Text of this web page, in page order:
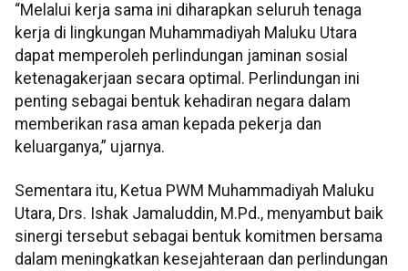
“Melalui kerja sama ini diharapkan seluruh tenaga
kerja di lingkungan Muhammadiyah Maluku Utara
dapat memperoleh perlindungan jaminan sosial
ketenagakerjaan secara optimal. Perlindungan ini
penting sebagai bentuk kehadiran negara dalam
memberikan rasa aman kepada pekerja dan
keluarganya,” ujarnya.
Sementara itu, Ketua PWM Muhammadiyah Maluku
Utara, Drs. Ishak Jamaluddin, M.Pd., menyambut baik
sinergi tersebut sebagai bentuk komitmen bersama
dalam meningkatkan kesejahteraan dan perlindungan